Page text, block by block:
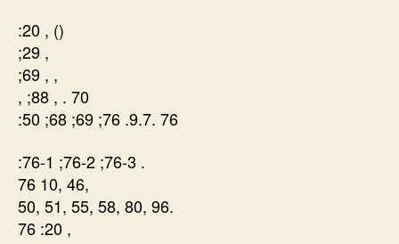
:20 , ()
;29 ,
;69 , ,
, ;88 , . 70
:50 ;68 ;69 ;76 .9.7. 76
:76-1 ;76-2 ;76-3 .
76 10, 46,
50, 51, 55, 58, 80, 96.
76 :20 ,